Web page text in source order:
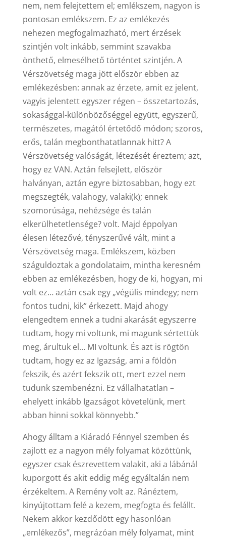
nem, nem felejtettem el; emlékszem, nagyon is
pontosan emlékszem. Ez az emlékezés
nehezen megfogalmazható, mert érzések
szintjén volt inkább, semmint szavakba
önthető, elmesélhető történtet szintjén. A
Vérszövetség maga jött először ebben az
emlékezésben: annak az érzete, amit ez jelent,
vagyis jelentett egyszer régen – összetartozás,
sokasággal-különbözőséggel együtt, egyszerű,
természetes, magától értetődő módon; szoros,
erős, talán megbonthatatlannak hitt? A
Vérszövetség valóságát, létezését éreztem; azt,
hogy ez VAN. Aztán felsejlett, először
halványan, aztán egyre biztosabban, hogy ezt
megszegték, valahogy, valaki(k); ennek
szomorúsága, nehézsége és talán
elkerülhetetlensége? volt. Majd éppolyan
élesen létezővé, tényszerűvé vált, mint a
Vérszövetség maga. Emlékszem, közben
száguldoztak a gondolataim, mintha keresném
ebben az emlékezésben, hogy de ki, hogyan, mi
volt ez… aztán csak egy „végülis mindegy; nem
fontos tudni, kik” érkezett. Majd ahogy
elengedtem ennek a tudni akarását egyszerre
tudtam, hogy mi voltunk, mi magunk sértettük
meg, árultuk el… MI voltunk. És azt is rögtön
tudtam, hogy ez az Igazság, ami a földön
fekszik, és azért fekszik ott, mert ezzel nem
tudunk szembenézni. Ez vállalhatatlan –
ehelyett inkább Igazságot követelünk, mert
abban hinni sokkal könnyebb.”
Ahogy álltam a Kiáradó Fénnyel szemben és
zajlott ez a nagyon mély folyamat közöttünk,
egyszer csak észrevettem valakit, aki a lábánál
kuporgott és akit eddig még egyáltalán nem
érzékeltem. A Remény volt az. Ránéztem,
kinyújtottam felé a kezem, megfogta és felállt.
Nekem akkor kezdődött egy hasonlóan
„emlékezős”, megrázóan mély folyamat, mint